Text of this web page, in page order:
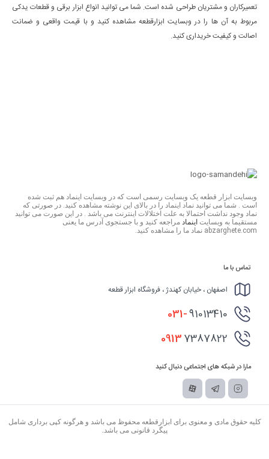
تعمیرکاران و مشتریان طراحی شده است. شما می توانید انواع ابزار برقی و قطعات یدکی
مربوط به آن ها را در وبسایت ابزارقطعه مشاهده کنید و با قیمت واقعی و ضمانت
اصالت و کیفیت خریداری کنید.
وبسایت ابزار قطعه یک وبسایت رسمی است که در وبسایت اینماد هم ثبت شده
است . شما می توانید نماد اینماد را در بالای این نوشته مشاهده کنید. در صورتی که
نماد وجود نداشت احتمالا به علت اختلالات اینترنت می باشد . در این صورت می توانید
مستقیما به وبسایت اینماد مراجعه کنید و با جستجوی آدرس ما یعنی
abzarghete.com نماد ما را مشاهده کنید.
تماس با ما
اصفهان ، خیابان کهندژ ، فروشگاه ابزار قطعه
031-91013410
09137387822
مارا در شبکه های اجتماعی دنبال کنید
کلیه حقوق مادی و معنوی برای ابزارقطعه محفوظ می باشد و هرگونه کپی برداری شامل
پیگرد قانونی می باشد.